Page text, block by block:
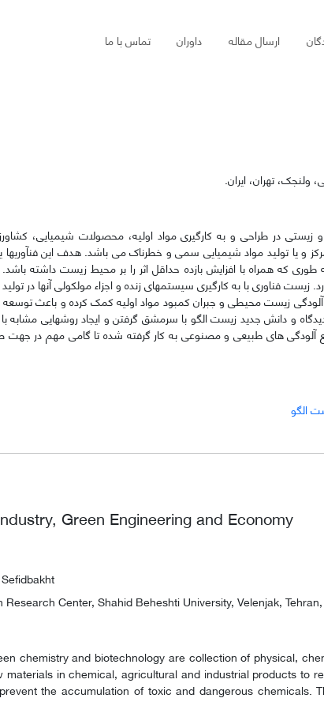
ارسال مقاله داوران تماس با ما
ولنجک، تهران، ایران.
در طراحی و به کارگیری مواد اولیه، محصولات شیمیایی،
تولید مواد شیمیایی سمی و خطرناک می باشد. هدف این فنآوریها
که همراه با افزایش بازده حداقل اثر را بر محیط زیست داشته
زیست فناوری با به کارگیری سیستمهای زنده و اجزاء مولکولی آنها در
زیست محیطی و جبران کمبود مواد اولیه کمک کرده و باعث توسعه
و دانش جدید زیست الگو با سرمشق گرفتن و ایجاد روشهایی مشابه با
های طبیعی و مصنوعی به کار گرفته شده تا گامی مهم در جهت
الگو
Green Engineering and Economy
Research Center, Shahid Beheshti University, Velenjak,
chemistry and biotechnology are collection of physical,
materials in chemical, agricultural and industrial products to
the accumulation of toxic and dangerous chemicals.